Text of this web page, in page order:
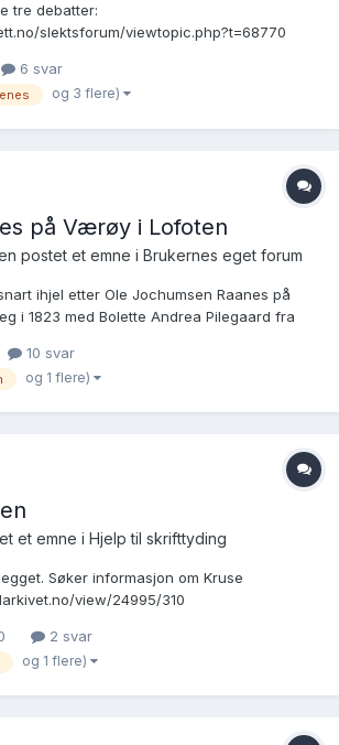
tre debatter:
slektsforum/viewtopic.php?t=68770
flakstad-nl/
topic/143932-58531-mr-nogved-
6 svar
og 3 flere)
på Værøy i Lofoten
postet et emne i Brukernes eget forum
ihjel etter Ole Jochumsen Raanes på
i 1823 med Bolette Andrea Pilegaard fra
1828 gifter Bolette seg på nytt med
Da omtales Bolette som enke....
10 svar
og 1 flere)
et emne i Hjelp til skrifttyding
Søker informasjon om Kruse
view/24995/310
2 svar
og 1 flere)